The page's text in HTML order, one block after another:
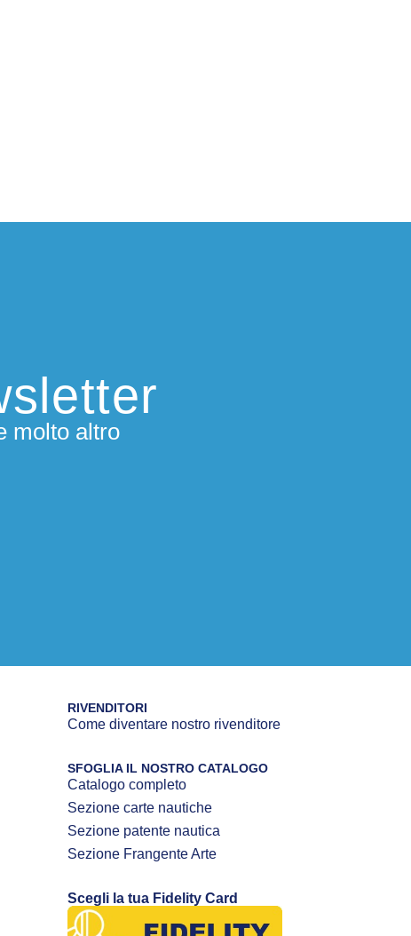
molto altro
RIVENDITORI
Come diventare nostro rivenditore
SFOGLIA IL NOSTRO CATALOGO
Catalogo completo
Sezione carte nautiche
Sezione patente nautica
Sezione Frangente Arte
Scegli la tua Fidelity Card